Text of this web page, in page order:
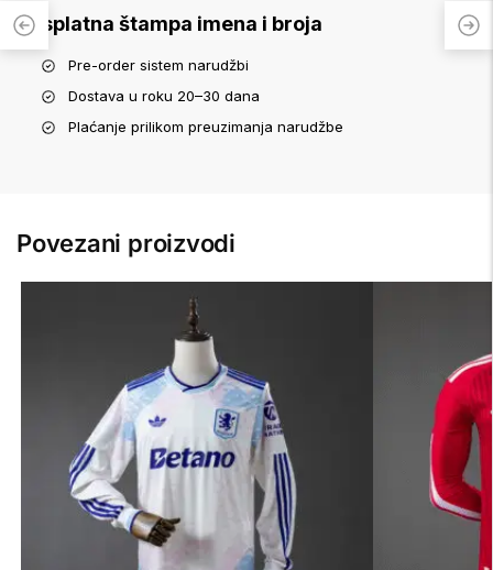
Besplatna štampa imena i broja
Pre-order sistem narudžbi
Dostava u roku 20–30 dana
Plaćanje prilikom preuzimanja narudžbe
Povezani proizvodi